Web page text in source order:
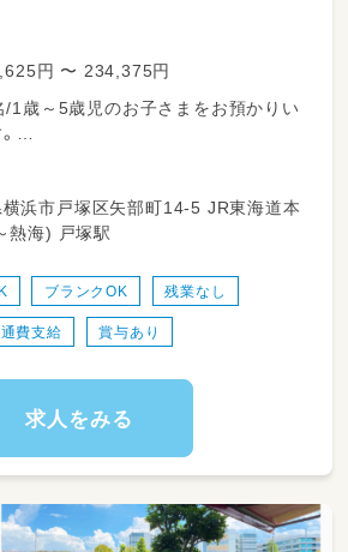
円 〜 234,375円
/1歳～5歳児のお子さまをお預かりい
般をお任せします。
サントレ、リズム遊び等遊びながら
な表現力や非認知能力を育んでいま
ー栽培や収穫、クッキング、郷土料理メ
ています。
市戸塚区矢部町14-5 JR東海道本
熱海) 戸塚駅
ブランクOK 残業なし
費支給 賞与あり
求人をみる